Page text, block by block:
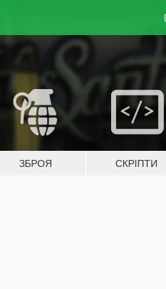
ЗБРОЯ СКРІПТИ